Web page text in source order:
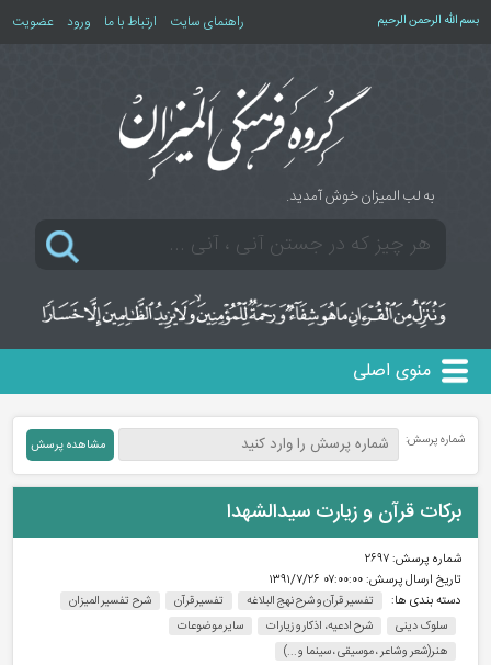
بسم الله الرحمن الرحیم راهنمای سایت ارتباط با ما ورود عضویت
به لب المیزان خوش آمدید.
منوی اصلی
شماره پرسش:
برکات قرآن و زیارت سیدالشهدا
شماره پرسش:۲۶۹۷
تاریخ ارسال پرسش:۰۷:۰۰:۰۰ ۱۳۹۱/۷/۲۶
دسته بندی ها:
تفسیر قرآن و شرح نهج البلاغه تفسیر قرآن
شرح تفسیر المیزان
سلوک دینی
شرح ادعیه، اذکار و زیارات
سایر موضوعات
هنر(شعر و شاعر ، موسیقی ، سینما و ...)